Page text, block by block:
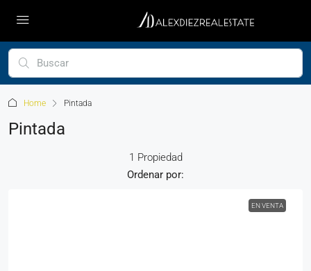
Home Pintada
Pintada
1 Propiedad
Ordenar por:
EN VENTA